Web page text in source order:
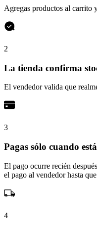
Agregas productos al carrito
2
La tienda confirma
El vendedor valida que
3
Pagas sólo cuando
El pago ocurre recién
el pago al vendedor hasta
4